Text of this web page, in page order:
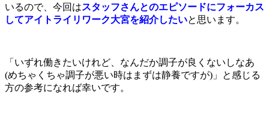
いるので、今回はスタッフさんとのエピソードにフォーカス
してアイトライリワーク大宮を紹介したいと思います。
「いずれ働きたいけれど、なんだか調子が良くないしなあ
(めちゃくちゃ調子が悪い時はまずは静養ですが)」と感じる
方の参考になれば幸いです。